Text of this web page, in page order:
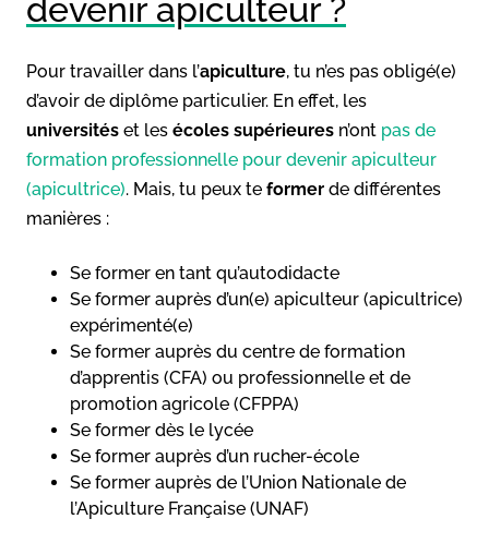
devenir apiculteur ?
Pour travailler dans l’apiculture, tu n’es pas obligé(e)
d’avoir de diplôme particulier. En effet, les
universités et les écoles supérieures n’ont pas de
formation professionnelle pour devenir apiculteur
(apicultrice). Mais, tu peux te former de différentes
manières :
Se former en tant qu’autodidacte
Se former auprès d’un(e) apiculteur (apicultrice)
expérimenté(e)
Se former auprès du centre de formation
d’apprentis (CFA) ou professionnelle et de
promotion agricole (CFPPA)
Se former dès le lycée
Se former auprès d’un rucher-école
Se former auprès de l’Union Nationale de
l’Apiculture Française (UNAF)